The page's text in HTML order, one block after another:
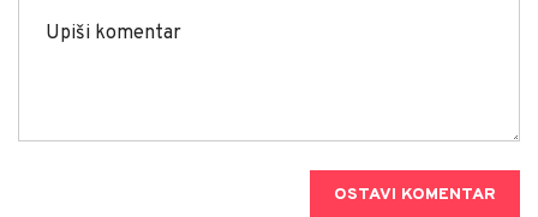
OSTAVI KOMENTAR